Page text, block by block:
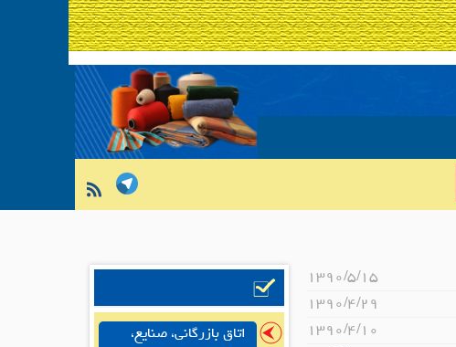
۱۳۹۰/۵/۱۵
۱۳۹۰/۴/۲۹
۱۳۹۰/۴/۱۰
اتاق بازرگانی، صنایع،